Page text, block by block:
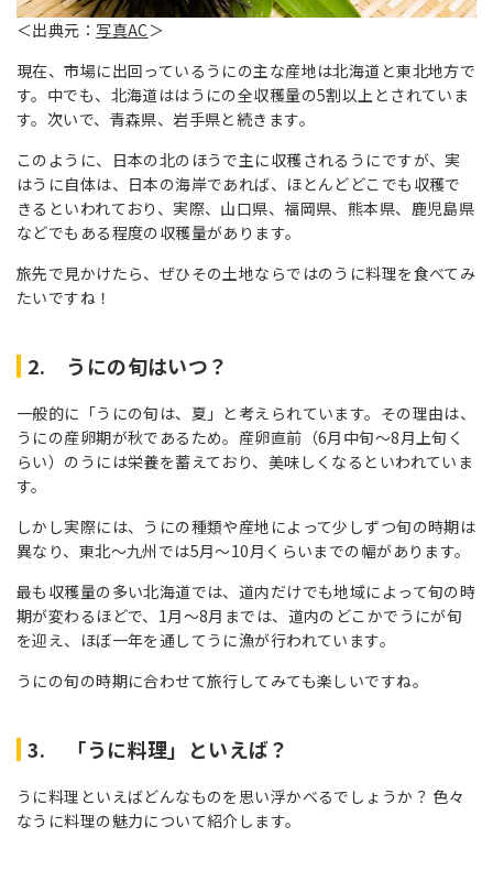
＜出典元： 写真AC＞
現在、市場に出回っているうにの主な産地は北海道と東北地方で
す。中でも、北海道ははうにの全収穫量の5割以上とされていま
す。次いで、青森県、岩手県と続きます。
このように、日本の北のほうで主に収穫されるうにですが、実
はうに自体は、日本の海岸であれば、ほとんどどこでも収穫で
きるといわれており、実際、山口県、福岡県、熊本県、鹿児島県
などでもある程度の収穫量があります。
旅先で見かけたら、ぜひその土地ならではのうに料理を食べてみ
たいですね！
2. うにの旬はいつ？
一般的に「うにの旬は、夏」と考えられています。その理由は、
うにの産卵期が秋であるため。産卵直前（6月中旬～8月上旬く
らい）のうには栄養を蓄えており、美味しくなるといわれていま
す。
しかし実際には、うにの種類や産地によって少しずつ旬の時期は
異なり、東北～九州では5月～10月くらいまでの幅があります。
最も収穫量の多い北海道では、道内だけでも地域によって旬の時
期が変わるほどで、1月～8月までは、道内のどこかでうにが旬
を迎え、ほぼ一年を通してうに漁が行われています。
うにの旬の時期に合わせて旅行してみても楽しいですね。
3. 「うに料理」といえば？
うに料理といえばどんなものを思い浮かべるでしょうか？ 色々
なうに料理の魅力について紹介します。